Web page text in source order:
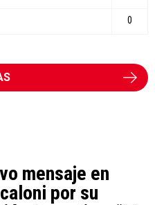
mensaje en
por su